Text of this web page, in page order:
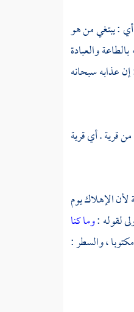
أي : يبتغي من هو
والعبادة
عذابه سبحانه
قرية . أي قرية
لأن الإهلاك يوم
لقوله :وما كنا
، والسطر :